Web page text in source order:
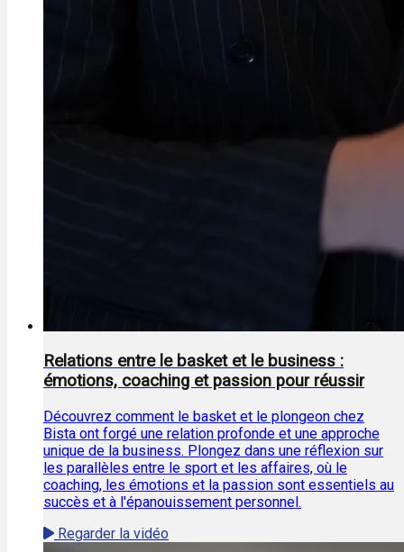
Relations entre le basket et le business :
émotions, coaching et passion pour réussir
Découvrez comment le basket et le plongeon chez
Bista ont forgé une relation profonde et une approche
unique de la business. Plongez dans une réflexion sur
les parallèles entre le sport et les affaires, où le
coaching, les émotions et la passion sont essentiels au
succès et à l'épanouissement personnel.
Regarder la vidéo